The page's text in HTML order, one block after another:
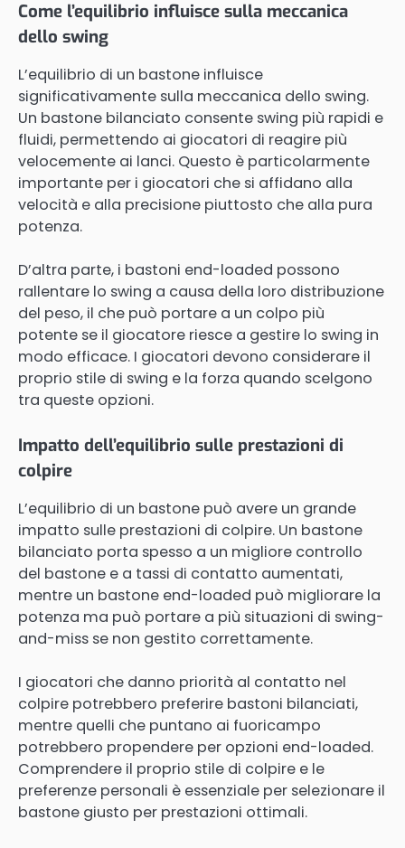
Come l’equilibrio influisce sulla meccanica
dello swing
L’equilibrio di un bastone influisce
significativamente sulla meccanica dello swing.
Un bastone bilanciato consente swing più rapidi e
fluidi, permettendo ai giocatori di reagire più
velocemente ai lanci. Questo è particolarmente
importante per i giocatori che si affidano alla
velocità e alla precisione piuttosto che alla pura
potenza.
D’altra parte, i bastoni end-loaded possono
rallentare lo swing a causa della loro distribuzione
del peso, il che può portare a un colpo più
potente se il giocatore riesce a gestire lo swing in
modo efficace. I giocatori devono considerare il
proprio stile di swing e la forza quando scelgono
tra queste opzioni.
Impatto dell’equilibrio sulle prestazioni di
colpire
L’equilibrio di un bastone può avere un grande
impatto sulle prestazioni di colpire. Un bastone
bilanciato porta spesso a un migliore controllo
del bastone e a tassi di contatto aumentati,
mentre un bastone end-loaded può migliorare la
potenza ma può portare a più situazioni di swing-
and-miss se non gestito correttamente.
I giocatori che danno priorità al contatto nel
colpire potrebbero preferire bastoni bilanciati,
mentre quelli che puntano ai fuoricampo
potrebbero propendere per opzioni end-loaded.
Comprendere il proprio stile di colpire e le
preferenze personali è essenziale per selezionare il
bastone giusto per prestazioni ottimali.